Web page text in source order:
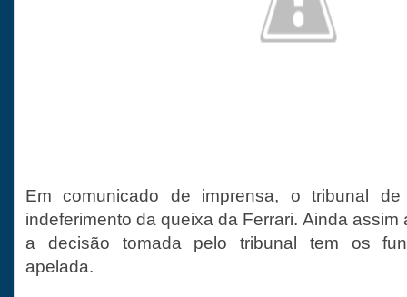
Em comunicado de imprensa, o tribunal
indeferimento da queixa da Ferrari. Ainda assim
a decisão tomada pelo tribunal tem os
apelada.